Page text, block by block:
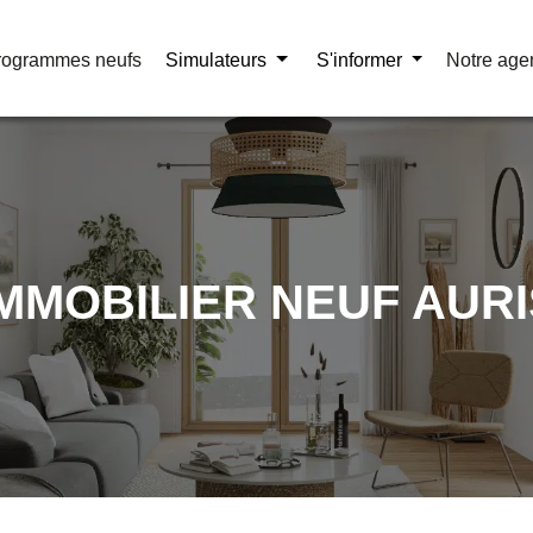
neufs Simulateurs S'informer Notre
neufs Simulateurs S'informer Notre
NEUF